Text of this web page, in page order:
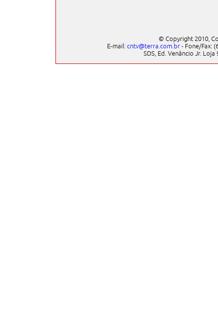
© Copyright 2010,
E-mail: cntv@terra.com.br- Fone/Fax:
SDS, Ed. Venâncio Jr. Loja